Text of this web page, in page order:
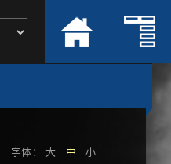
字体：大 中 小